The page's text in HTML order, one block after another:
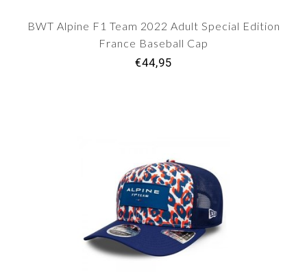
BWT Alpine F1 Team 2022 Adult Special Edition
France Baseball Cap
€44,95